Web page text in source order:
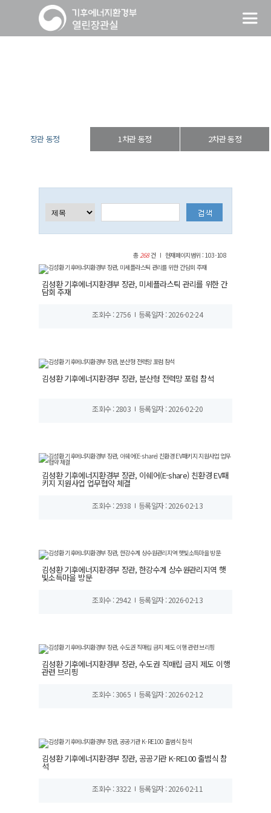
장관 동정 1차관 동정 2차관 동정
총268건 현재페이지범위 : 103-108
김성환 기후에너지환경부 장관, 미세플라스틱 관리를 위한 간
담회 주재
조회수 : 2756 등록일자 : 2026-02-24
김성환 기후에너지환경부 장관, 분산형 전력망 포럼 참석
조회수 : 2803 등록일자 : 2026-02-20
김성환 기후에너지환경부 장관, 이쉐어(E-share) 친환경 EV패
키지 지원사업 업무협약 체결
조회수 : 2938 등록일자 : 2026-02-13
김성환 기후에너지환경부 장관, 한강수계 상수원관리지역 햇
빛소득마을 방문
조회수 : 2942 등록일자 : 2026-02-13
김성환 기후에너지환경부 장관, 수도권 직매립 금지 제도 이행
관련 브리핑
조회수 : 3065 등록일자 : 2026-02-12
김성환 기후에너지환경부 장관, 공공기관 K-RE100 출범식 참
석
조회수 : 3322 등록일자 : 2026-02-11